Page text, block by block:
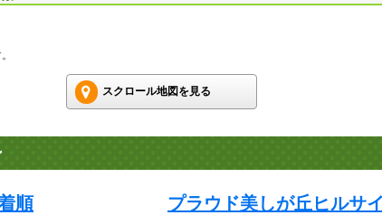
スクロール地図を見る
順 プラウド美しが丘ヒルサ